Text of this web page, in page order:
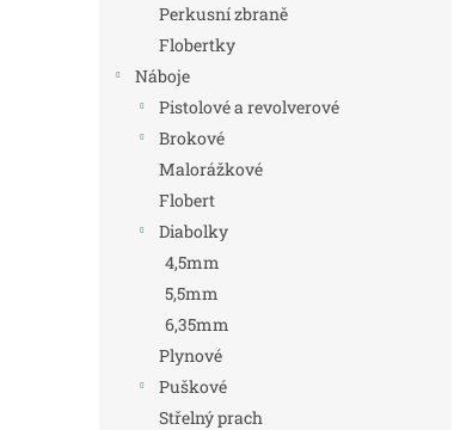
Perkusní zbraně
Flobertky
Náboje
Pistolové a revolverové
Brokové
Malorážkové
Flobert
Diabolky
4,5mm
5,5mm
6,35mm
Plynové
Puškové
Střelný prach